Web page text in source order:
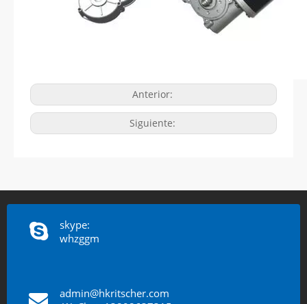
Anterior:
Siguiente:
skype:
whzggm
admin@hkritscher.com